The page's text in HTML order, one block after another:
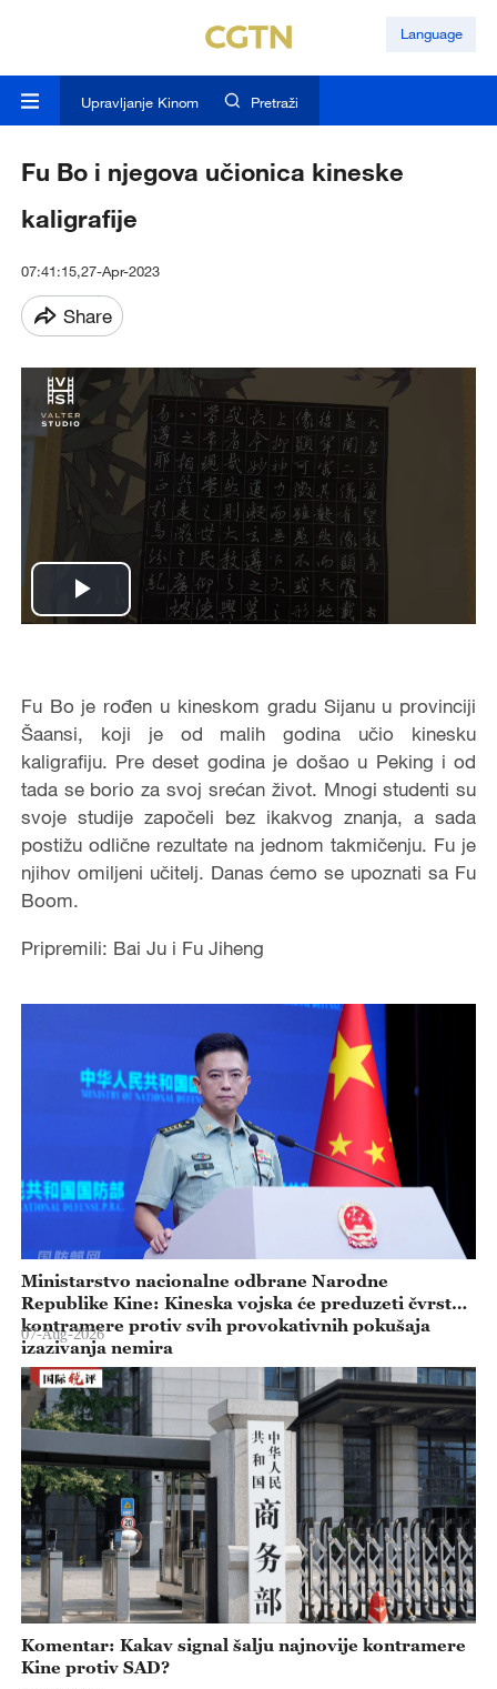
Language
Upravljanje Kinom Pretraži
Fu Bo i njegova učionica kineske
kaligrafije
07:41:15,27-Apr-2023
Share
Play
Fu Bo je rođen u kineskom gradu Sijanu u provinciji
Šaansi, koji je od malih godina učio kinesku
kaligrafiju. Pre deset godina je došao u Peking i od
tada se borio za svoj srećan život. Mnogi studenti su
svoje studije započeli bez ikakvog znanja, a sada
postižu odlične rezultate na jednom takmičenju. Fu je
njihov omiljeni učitelj. Danas ćemo se upoznati sa Fu
Boom.
Pripremili: Bai Ju i Fu Jiheng
Ministarstvo nacionalne odbrane Narodne
Republike Kine: Kineska vojska će preduzeti čvrste
kontramere protiv svih provokativnih pokušaja
izazivanja nemira
07-Aug-2026
Komentar: Kakav signal šalju najnovije kontramere
Kine protiv SAD?